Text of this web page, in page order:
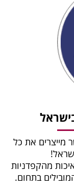
מייצרים את כל
מהקפדניות
בתחום.